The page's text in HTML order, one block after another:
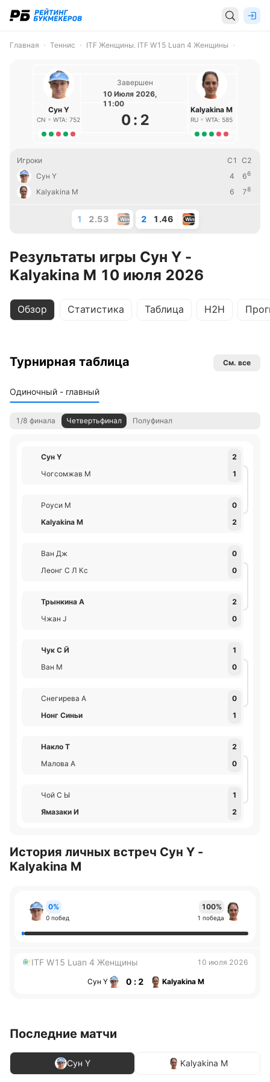
Главная Теннис ITF Женщины. ITF W15 Luan 4 Женщины
Сун Y
CN WTA: 752
Завершен
10 Июля 2026,
11:00
0: 2
Kalyakina М
RU WTA: 585
Игроки С1
С2
Сун Y
4 66
Kalyakina М 6 78
1 2.53 2 1.46
Результаты игры Сун Y -
Kalyakina М 10 июля 2026
Обзор Статистика Таблица H2H
Турнирная таблица См. все
Одиночный - главный
1/8 финала Четвертьфинал Полуфинал
Сун Y
2
Чогсомжав М
1
Роуси М
0
Kalyakina М
2
Ван Дж
0
Леонг С Л Кс
0
Трынкина А
2
Чжан J
0
Чук С Й
1
Ван М
0
Снегирева А
0
Нонг Синьи
1
Накло Т
2
Малова А
0
Чой С Ы
1
Ямазаки И
2
История личных встреч Сун Y -
Kalyakina М
0%
0 побед
100%
1 победа
ITF W15 Luan 4 Женщины 10 июля 2026
Сун Y 0 : 2 Kalyakina М
Последние матчи
Сун Y Kalyakina М